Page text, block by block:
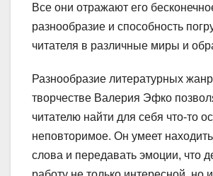
Все они отражают его
разнообразие и способность
читателя в различные миры и
Разнообразие литературных
творчестве Валерия Эфко
читателю найти для себя что-то
неповторимое. Он умеет
слова и передавать эмоции, что